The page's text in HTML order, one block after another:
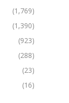
(1,769)
(1,390)
(923)
(288)
(23)
(16)